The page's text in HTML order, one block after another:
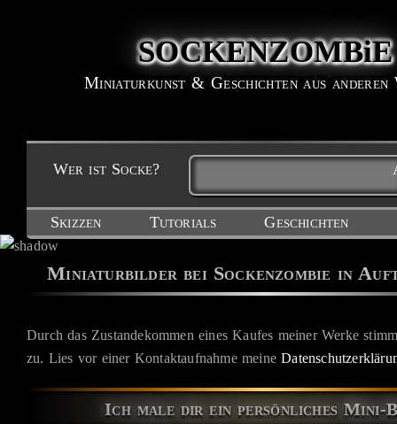
SOCKENZOMBiE
Miniaturkunst & Geschichten aus anderen
Wer ist Socke?
Skizzen Tutorials Geschichten
Miniaturbilder bei Sockenzombie in
Durch das Zustandekommen eines Kaufes meiner Werke
zu. Lies vor einer Kontaktaufnahme meine
Ich male dir ein persönliches Mini-